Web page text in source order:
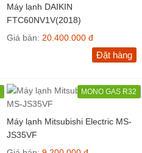
Máy lạnh DAIKIN
FTC60NV1V(2018)
Giá bán: 20.400.000 đ
Đặt hàng
MONO GAS R32
Máy lạnh Mitsubishi Electric MS-
JS35VF